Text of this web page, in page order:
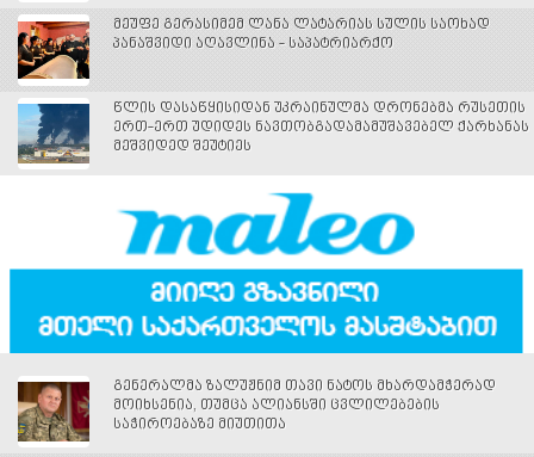
მეუფე გერასიმემ ლანა ლატარიას სულის საოხად
პანაშვიდი აღავლინა - საპატრიარქო
წლის დასაწყისიდან უკრაინულმა დრონებმა რუსეთის
ერთ-ერთ უდიდეს ნავთობგადამამუშავებელ ქარხანას
მეშვიდედ შეუტიეს
გენერალმა ზალუჟნიმ თავი ნატოს მხარდამჭერად
მოიხსენია, თუმცა ალიანსში ცვლილებების
საჭიროებაზე მიუთითა